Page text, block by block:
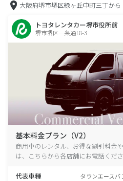
大阪府堺市堺区緑ヶ丘中町三丁から
トヨタレンタカー堺市役所前
堺市堺区一条通18-3
基本料金プラン（V2）
商用車のレンタル、お得な割引料金
は、こちらから各店舗にお電話くださ
代表車種 タウンエースバ